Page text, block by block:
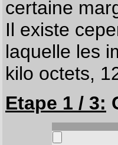
certaine
Il existe
laquelle les
kilo octets,
Etape 1 / 3: